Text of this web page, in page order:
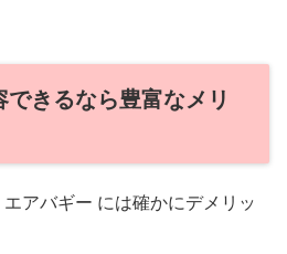
きるなら豊富なメリ
アバギー には確かにデメリッ